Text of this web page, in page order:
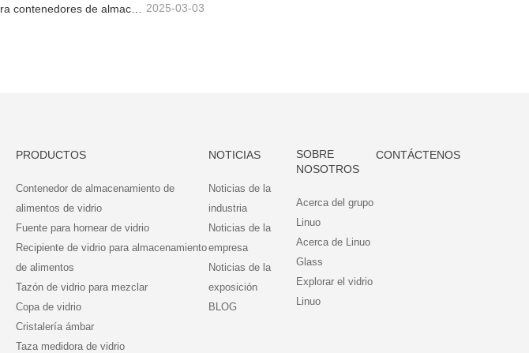
La mejor guía para contenedores de almacenamiento de alimentos de vidrio de borosilicato alto 2025-03-03
PRODUCTOS
Contenedor de almacenamiento de
alimentos de vidrio
Fuente para hornear de vidrio
Recipiente de vidrio para almacenamiento
de alimentos
Tazón de vidrio para mezclar
Copa de vidrio
Cristalería ámbar
Taza medidora de vidrio
NOTICIAS
Noticias de la
industria
Noticias de la
empresa
Noticias de la
exposición
BLOG
SOBRE
NOSOTROS
Acerca del grupo
Linuo
Acerca de Linuo
Glass
Explorar el vidrio
Linuo
CONTÁCTENOS